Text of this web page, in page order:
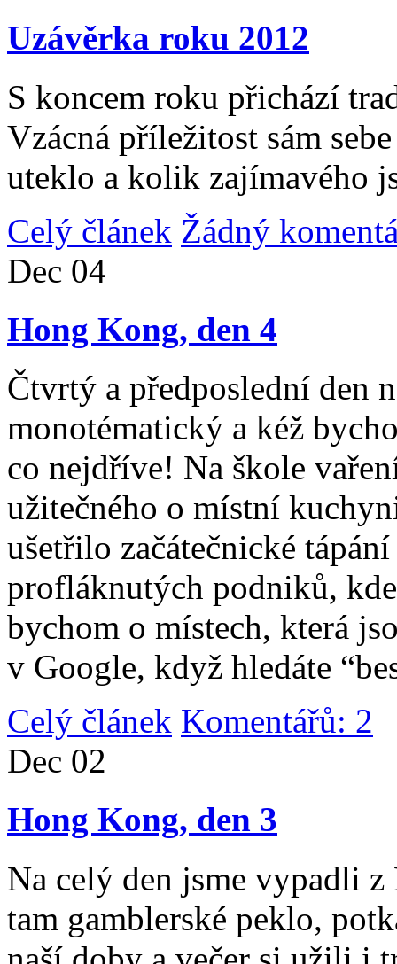
Uzávěrka roku 2012
S koncem roku přichází
Vzácná příležitost sám
uteklo a kolik zajímavého
Celý článek Žádný
Dec 04
Hong Kong, den 4
Čtvrtý a předposlední den
monotématický a kéž
co nejdříve! Na škole
užitečného o místní
ušetřilo začátečnické
profláknutých podniků,
bychom o místech, která
v Google, když hledáte
Celý článek Komentářů: 2
Dec 02
Hong Kong, den 3
Na celý den jsme vypadli
tam gamblerské peklo,